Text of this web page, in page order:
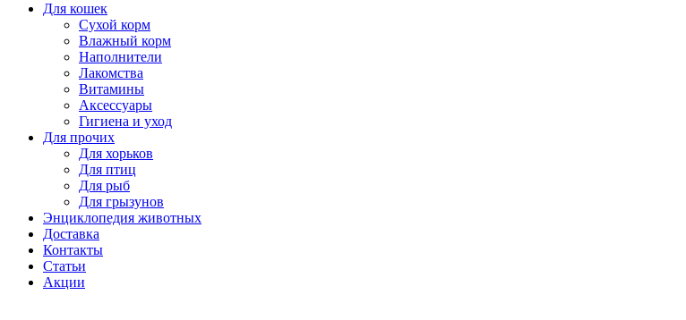
Для кошек
Сухой корм
Влажный корм
Наполнители
Лакомства
Витамины
Аксессуары
Гигиена и уход
Для прочих
Для хорьков
Для птиц
Для рыб
Для грызунов
Энциклопедия животных
Доставка
Контакты
Статьи
Акции